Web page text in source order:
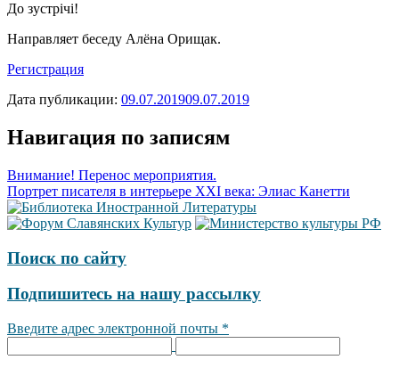
До зустрічі!
Направляет беседу Алёна Орищак.
Регистрация
Дата публикации: 09.07.201909.07.2019
Навигация по записям
Внимание! Перенос мероприятия.
Портрет писателя в интерьере XXI века: Элиас Канетти
Поиск по сайту
Подпишитесь на нашу рассылку
Введите адрес электронной почты *